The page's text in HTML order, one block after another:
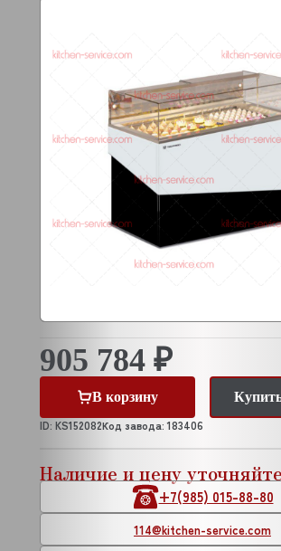
905 784 ₽
В корзину
ID: KS152082Код завода: 183406
Наличие и цену
+7(985) 015-88-80
114@kitchen-service.com